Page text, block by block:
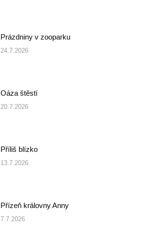
Prázdniny v zooparku
24.7.2026
Oáza štěstí
20.7.2026
Příliš blízko
13.7.2026
Přízeň královny Anny
7.7.2026